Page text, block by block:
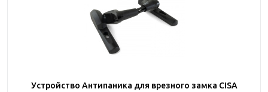
Устройство Антипаника для врезного замка CISA